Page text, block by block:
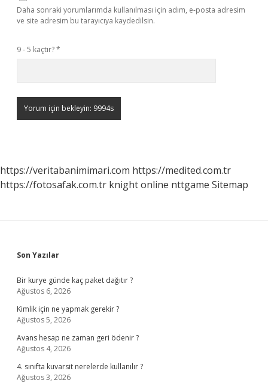
Daha sonraki yorumlarımda kullanılması için adım, e-posta adresim
ve site adresim bu tarayıcıya kaydedilsin.
9 - 5 kaçtır?*
https://veritabanimimari.com https://medited.com.tr
https://fotosafak.com.tr knight online nttgame Sitemap
Sidebar
Son Yazılar
Bir kurye günde kaç paket dağıtır ?
Ağustos 6, 2026
Kimlik için ne yapmak gerekir ?
Ağustos 5, 2026
Avans hesap ne zaman geri ödenir ?
Ağustos 4, 2026
4. sınıfta kuvarsit nerelerde kullanılır ?
Ağustos 3, 2026